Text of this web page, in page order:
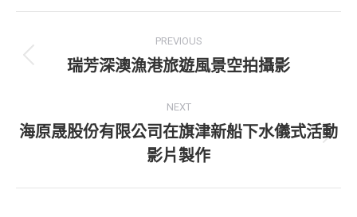
navigation
PREVIOUS
Previous
瑞芳深澳漁港旅遊風景空拍攝影
NEXT
Next
post:
海原晟股份有限公司在旗津新船下水儀式活動
影片製作